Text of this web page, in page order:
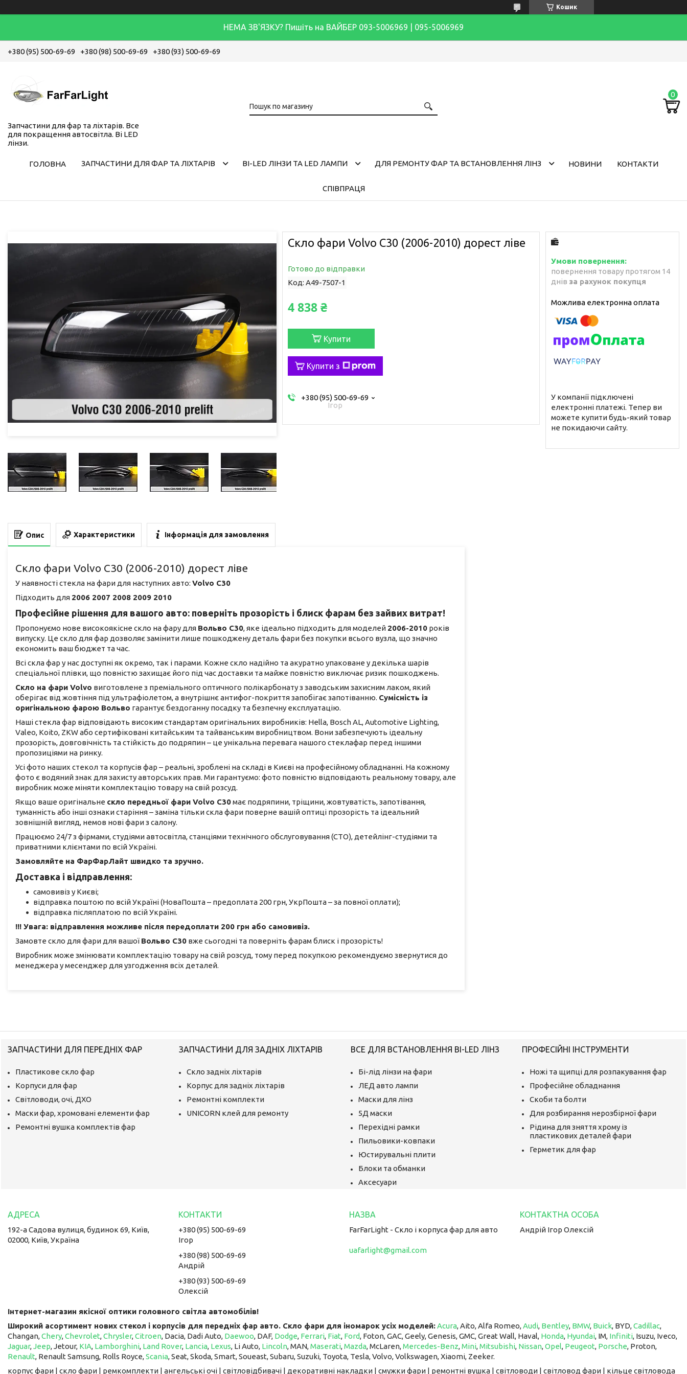
Кошик
НЕМА ЗВ'ЯЗКУ? Пишіть на ВАЙБЕР 093-5006969 | 095-5006969
+380 (95) 500-69-69 +380 (98) 500-69-69 +380 (93) 500-69-69
Запчастини для фар та ліхтарів. Все
для покращення автосвітла. Bi LED
лінзи.
ГОЛОВНА ЗАПЧАСТИНИ ДЛЯ ФАР ТА ЛІХТАРІВ BI-LED ЛІНЗИ ТА LED ЛАМПИ ДЛЯ РЕМОНТУ ФАР ТА ВСТАНОВЛЕННЯ ЛІНЗ НОВИНИ КОНТАКТИ
СПІВПРАЦЯ
Скло фари Volvo C30 (2006-2010) дорест ліве
Готово до відправки
Код: A49-7507-1
4 838 ₴
Купити
Купити з
+380 (95) 500-69-69
Ігор
повернення товару протягом 14
днів за рахунок покупця
У компанії підключені
електронні платежі. Тепер ви
можете купити будь-який товар
не покидаючи сайту.
Опис Характеристики Інформація для замовлення
Скло фари Volvo C30 (2006-2010) дорест ліве
У наявності стекла на фари для наступних авто: Volvo C30
Підходить для 2006 2007 2008 2009 2010
Професійне рішення для вашого авто: поверніть прозорість і блиск фарам без зайвих витрат!
Пропонуємо нове високоякісне скло на фару для Вольво С30, яке ідеально підходить для моделей 2006-2010 років
випуску. Це скло для фар дозволяє замінити лише пошкоджену деталь фари без покупки всього вузла, що значно
економить ваш бюджет та час.
Всі скла фар у нас доступні як окремо, так і парами. Кожне скло надійно та акуратно упаковане у декілька шарів
спеціальної плівки, що повністю захищає його під час доставки та майже повністю виключає ризик пошкоджень.
Скло на фари Volvo виготовлене з преміального оптичного полікарбонату з заводським захисним лаком, який
оберігає від жовтіння під ультрафіолетом, а внутрішнє антифог-покриття запобігає запотіванню. Сумісність із
оригінальною фарою Вольво гарантує бездоганну посадку та безпечну експлуатацію.
Наші стекла фар відповідають високим стандартам оригінальних виробників: Hella, Bosch AL, Automotive Lighting,
Valeo, Koito, ZKW або сертифіковані китайським та тайванським виробництвом. Вони забезпечують ідеальну
прозорість, довговічність та стійкість до подряпин – це унікальна перевага нашого стеклафар перед іншими
пропозиціями на ринку.
Усі фото наших стекол та корпусів фар – реальні, зроблені на складі в Києві на професійному обладнанні. На кожному
фото є водяний знак для захисту авторських прав. Ми гарантуємо: фото повністю відповідають реальному товару, але
виробник може міняти комплектацію товару на свій розсуд.
Якщо ваше оригінальне скло передньої фари Volvo C30має подряпини, тріщини, жовтуватість, запотівання,
туманність або інші ознаки старіння – заміна тільки скла фари поверне вашій оптиці прозорість та ідеальний
зовнішній вигляд, немов нові фари з салону.
Працюємо 24/7 з фірмами, студіями автосвітла, станціями технічного обслуговування (СТО), детейлінг-студіями та
приватними клієнтами по всій Україні.
Замовляйте на ФарФарЛайт швидко та зручно.
Доставка і відправлення:
самовивіз у Києві;
відправка поштою по всій Україні (НоваПошта – предоплата 200 грн, УкрПошта – за повної оплати);
відправка післяплатою по всій Україні.
!!! Увага: відправлення можливе після передоплати 200 грн або самовивіз.
Замовте скло для фари для вашої Вольво С30 вже сьогодні та поверніть фарам блиск і прозорість!
Виробник може змінювати комплектацію товару на свій розсуд, тому перед покупкою рекомендуємо звернутися до
менеджера у месенджер для узгодження всіх деталей.
ЗАПЧАСТИНИ ДЛЯ ПЕРЕДНІХ ФАР
Пластикове скло фар
Корпуси для фар
Світловоди, очі, ДХО
Маски фар, хромовані елементи фар
Ремонтні вушка комплектів фар
ЗАПЧАСТИНИ ДЛЯ ЗАДНІХ ЛІХТАРІВ
Скло задніх ліхтарів
Корпус для задніх ліхтарів
Ремонтні комплекти
UNICORN клей для ремонту
ВСЕ ДЛЯ ВСТАНОВЛЕННЯ BI-LED ЛІНЗ
Бі-лід лінзи на фари
ЛЕД авто лампи
Маски для лінз
5Д маски
Перехідні рамки
Пильовики-ковпаки
Юстирувальні плити
Блоки та обманки
Аксесуари
ПРОФЕСІЙНІ ІНСТРУМЕНТИ
Ножі та щипці для розпакування фар
Професійне обладнання
Скоби та болти
Для розбирання нерозбірної фари
Рідина для зняття хрому із
пластикових деталей фари
Герметик для фар
192-а Садова вулиця, будинок 69, Київ,
02000, Київ, Україна
+380 (95) 500-69-69
Ігор
+380 (98) 500-69-69
Андрій
+380 (93) 500-69-69
Олексій
FarFarLight - Cкло і корпуса фар для авто
uafarlight@gmail.com
Андрій Ігор Олексій
Інтернет-магазин якісної оптики головного світла автомобілів!
Широкий асортимент нових стекол і корпусів для передніх фар авто. Скло фари для іномарок усіх моделей:Acura, Aito, Alfa Romeo,Audi, Bentley, BMW, Buick, BYD,Cadillac,
Changan,Chery,Chevrolet,Chrysler,Citroen, Dacia, Dadi Auto, Daewoo, DAF, Dodge, Ferrari, Fiat, Ford, Foton, GAC, Geely, Genesis, GMC, Great Wall, Haval, Honda, Hyundai, IM, ​​​​​​​ Infiniti, Isuzu, Iveco,
Jaguar,Jeep, Jetour, ​​​​​​​ KIA, Lamborghini, Land Rover, Lancia, Lexus, Li Auto, ​​​​​​​ Lincoln, MAN,Maserati,Mazda, McLaren, ​​​​​​​Mercedes-Benz,Mini,Mitsubishi, Nissan,Opel, Peugeot, Porsche, Proton, ​​​​​​​
Renault, Renault Samsung, Rolls Royce,Scania, Seat, Skoda, Smart, Soueast, Subaru, Suzuki, Toyota, Tesla, Volvo, Volkswagen, Xiaomi, Zeeker.
корпус фари | скло фари | ремкомплекти | ангельські очі | світловідбивачі | декоративні накладки | смужки фари | ремонтні вушка | світловоди | світловод фари | кільце світловода